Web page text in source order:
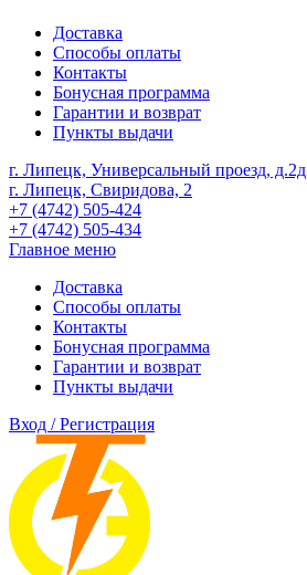
Доставка
Способы оплаты
Контакты
Бонусная программа
Гарантии и возврат
Пункты выдачи
г. Липецк, Универсальный проезд, д.2д
г. Липецк, Свиридова, 2
+7 (4742) 505-424
+7 (4742) 505-434
Главное меню
Доставка
Способы оплаты
Контакты
Бонусная программа
Гарантии и возврат
Пункты выдачи
Вход / Регистрация